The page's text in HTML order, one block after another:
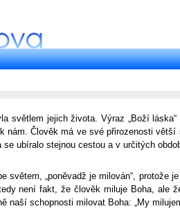
jejich života. Výraz „Boží
Člověk má ve své přirozenosti
ubíralo stejnou cestou a v určitých
„poněvadž je milován“, protože
není fakt, že člověk miluje Boha, ale
schopnosti milovat Boha: „My